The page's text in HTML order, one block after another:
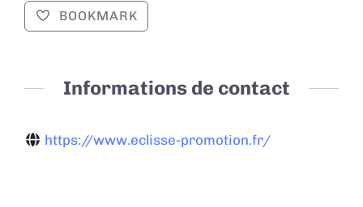
BOOKMARK
Informations de contact
https://www.eclisse-promotion.fr/